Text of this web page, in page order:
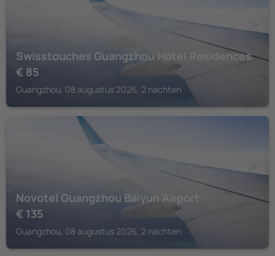
Swisstouches Guangzhou Hotel Residences
€ 85
Guangzhou, 08 augustus 2026, 2 nachten
Novotel Guangzhou Baiyun Airport
€ 135
Guangzhou, 08 augustus 2026, 2 nachten